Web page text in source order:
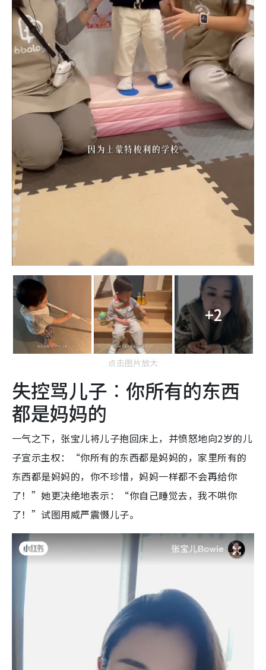
+2
点击图片放大
失控骂儿子︰你所有的东西
都是妈妈的
一气之下，张宝儿将儿子抱回床上，并愤怒地向2岁的儿
子宣示主权：“你所有的东西都是妈妈的，家里所有的
东西都是妈妈的，你不珍惜，妈妈一样都不会再给你
了！”她更决绝地表示：“你自己睡觉去，我不哄你
了！”试图用威严震慑儿子。